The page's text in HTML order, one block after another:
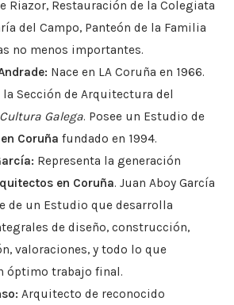
Riazor, Restauración de la Colegiata
del Campo, Panteón de la Familia
no menos importantes.
Nace en LA Coruña en 1966.
Sección de Arquitectura del
Galega. Posee un Estudio de
Coruña fundado en 1994.
Representa la generación
en Coruña. Juan Aboy García
de un Estudio que desarrolla
de diseño, construcción,
valoraciones, y todo lo que
óptimo trabajo final.
Arquitecto de reconocido